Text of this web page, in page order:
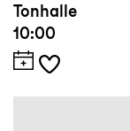
Tonhalle
10:00